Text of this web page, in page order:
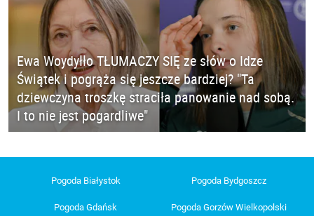
Ewa Woydyłło TŁUMACZY SIĘ ze słów o Idze
Świątek i pogrąża się jeszcze bardziej? "Ta
dziewczyna troszkę straciła panowanie nad sobą.
I to nie jest pogardliwe"
Pogoda Białystok Pogoda Bydgoszcz
Pogoda Gdańsk
Pogoda Gorzów Wielkopolski